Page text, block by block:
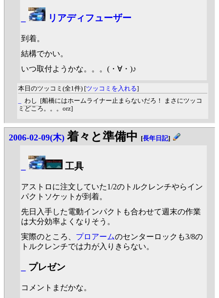
リアディフューザー
到着。
結構でかい。
いつ取付ようかな。。。(・∀・)♪
本日のツッコミ(全1件) [ツッコミを入れる]
わし [船橋にはホームライナー止まらないだろ！ まさにツッコ
ミどころ。。。orz]
2006-02-09(木) 着々と準備中 [長年日記]
工具
アストロに注文していた1/2のトルクレンチやらイン
パクトソケットが到着。
先日入手した電動インパクトも合わせて週末の作業
は大分効率よくなりそう。
実際のところ、 プロアームのセンターロックも3/8の
トルクレンチでは力が入りきらない。
プレゼン
コメントまだかな。